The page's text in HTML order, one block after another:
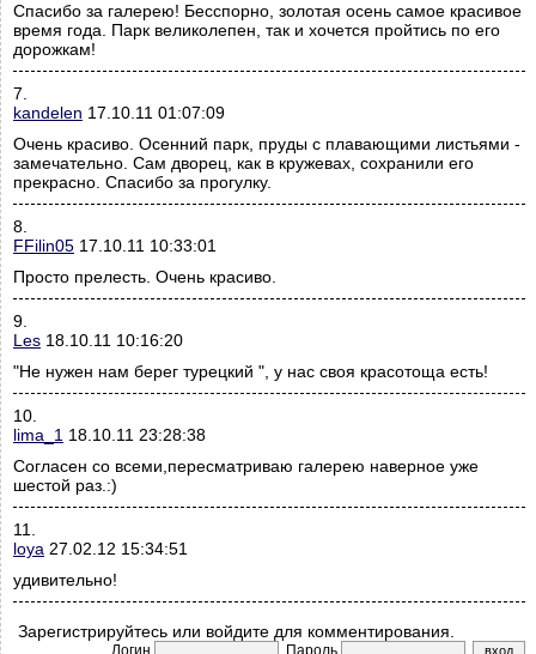
Спасибо за галерею! Бесспорно, золотая осень самое красивое
время года. Парк великолепен, так и хочется пройтись по его
дорожкам!
7.
kandelen 17.10.11 01:07:09
Очень красиво. Осенний парк, пруды с плавающими листьями -
замечательно. Сам дворец, как в кружевах, сохранили его
прекрасно. Спасибо за прогулку.
8.
FFilin05 17.10.11 10:33:01
Просто прелесть. Очень красиво.
9.
Les 18.10.11 10:16:20
"Не нужен нам берег турецкий ", у нас своя красотоща есть!
10.
lima_1 18.10.11 23:28:38
Согласен со всеми,пересматриваю галерею наверное уже
шестой раз.:)
11.
loya 27.02.12 15:34:51
удивительно!
Зарегистрируйтесь или войдите для комментирования.